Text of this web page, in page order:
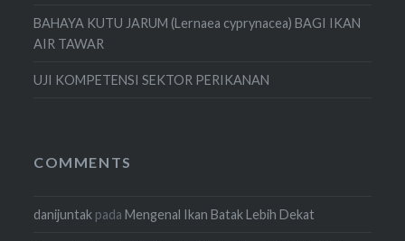
BAHAYA KUTU JARUM (Lernaea cyprynacea) BAGI IKAN
AIR TAWAR
UJI KOMPETENSI SEKTOR PERIKANAN
COMMENTS
danijuntak padaMengenal Ikan Batak Lebih Dekat